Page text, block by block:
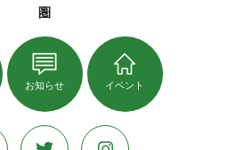
圏
お知らせ イベント